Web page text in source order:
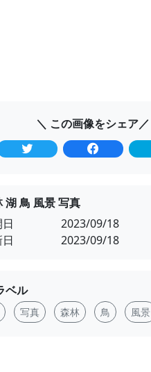
＼ この画像をシェア／
湖 鳥 風景 写真
2023/09/18
2023/09/18
ベル
写真 森林 鳥 風景